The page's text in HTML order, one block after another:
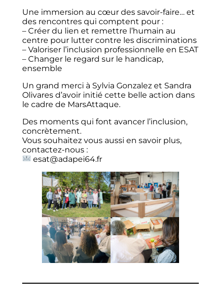
Une immersion au cœur des savoir‑faire… et
des rencontres qui comptent pour :
– Créer du lien et remettre l’humain au
centre pour lutter contre les discriminations
– Valoriser l’inclusion professionnelle en ESAT
– Changer le regard sur le handicap,
ensemble
Un grand merci à Sylvia Gonzalez et Sandra
Olivares d’avoir initié cette belle action dans
le cadre de MarsAttaque.
Des moments qui font avancer l’inclusion,
concrètement.
Vous souhaitez vous aussi en savoir plus,
contactez-nous :
esat@adapei64.fr